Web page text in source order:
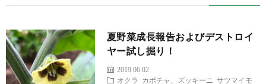
夏野菜成長報告およびデストロイ
ヤー試し掘り！
2019.06.02
オクラ
カボチャ、ズッキーニ
サツマイモ